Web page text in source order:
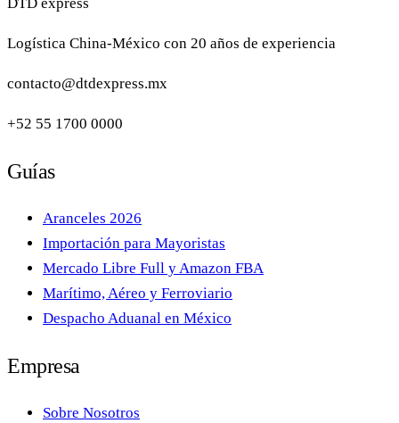
DTD express
Logística China-México con 20 años de experiencia
contacto@dtdexpress.mx
+52 55 1700 0000
Guías
Aranceles 2026
Importación para Mayoristas
Mercado Libre Full y Amazon FBA
Marítimo, Aéreo y Ferroviario
Despacho Aduanal en México
Empresa
Sobre Nosotros